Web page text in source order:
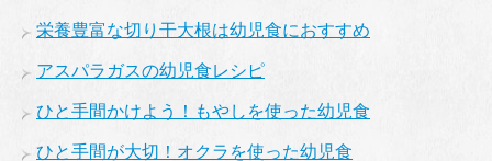
栄養豊富な切り干大根は幼児食におすすめ
アスパラガスの幼児食レシピ
ひと手間かけよう！もやしを使った幼児食
ひと手間が大切！オクラを使った幼児食